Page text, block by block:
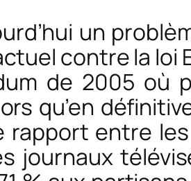
un
contre la loi
de 2005 où
qu’en
rapport entre
journaux